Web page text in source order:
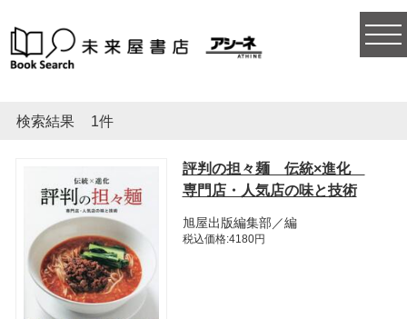
検索結果 1件
評判の担々麺 伝統×進化
専門店・人気店の味と技術
旭屋出版編集部／編
税込価格:4180円